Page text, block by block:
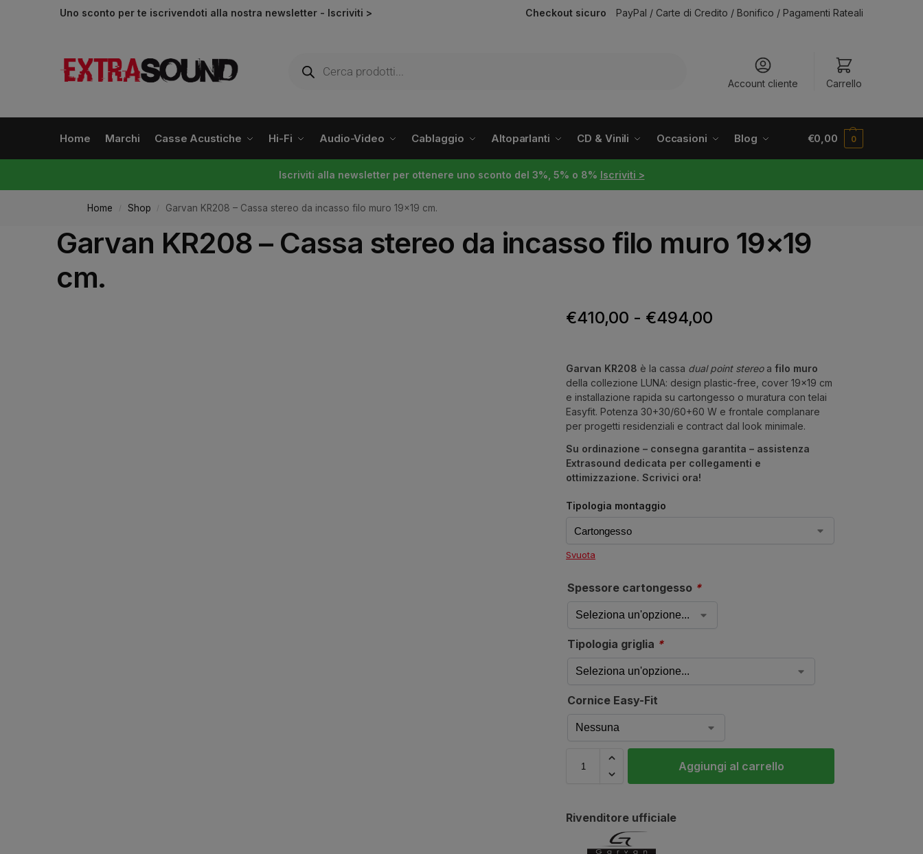
Uno sconto per te iscrivendoti alla nostra newsletter - Iscriviti > Checkout sicuro PayPal / Carte di Credito / Bonifico / Pagamenti Rateali
Account cliente Carrello
Home Marchi Casse Acustiche Hi-Fi Audio-Video Cablaggio Altoparlanti CD & Vinili Occasioni Blog €0,00 0
Iscriviti alla newsletter per ottenere uno sconto del 3%, 5% o 8% Iscriviti >
Home / Shop / Garvan KR208 – Cassa stereo da incasso filo muro 19×19 cm.
Garvan KR208 – Cassa stereo da incasso filo muro 19×19
cm.
€410,00 - €494,00
Garvan KR208 è la cassa dual point stereoafilo muro
della collezione LUNA: design plastic-free, cover 19×19 cm
e installazione rapida su cartongesso o muratura con telai
Easyfit. Potenza 30+30/60+60 W e frontale complanare
per progetti residenziali e contract dal look minimale.
Su ordinazione – consegna garantita – assistenza
Extrasound dedicata per collegamenti e
ottimizzazione. Scrivici ora!
Tipologia montaggio
Svuota
Spessore cartongesso *
Tipologia griglia *
Cornice Easy-Fit
Aggiungi al carrello
Rivenditore ufficiale